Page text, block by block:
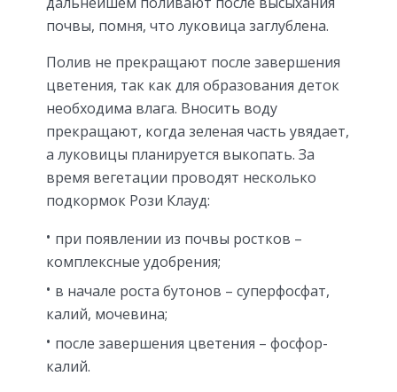
почвы, помня, что луковица заглублена.
Полив не прекращают после завершения
цветения, так как для образования деток
необходима влага. Вносить воду
прекращают, когда зеленая часть увядает,
а луковицы планируется выкопать. За
время вегетации проводят несколько
подкормок Рози Клауд:
при появлении из почвы ростков –
комплексные удобрения;
в начале роста бутонов – суперфосфат,
калий, мочевина;
после завершения цветения – фосфор-
калий.